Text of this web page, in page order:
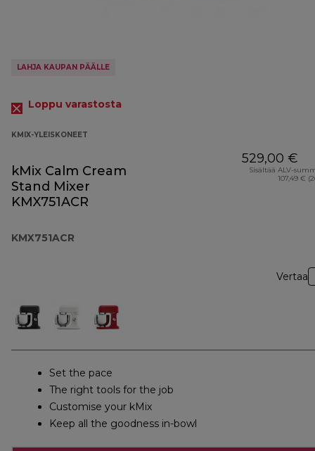
LAHJA KAUPAN PÄÄLLE
Loppu varastosta
KMIX-YLEISKONEET
kMix Calm Cream
Stand Mixer
KMX751ACR
KMX751ACR
529,00 €
Sisältää ALV-
107,49 €
Vertaa
Set the pace
The right tools for the job
Customise your kMix
Keep all the goodness in-bowl